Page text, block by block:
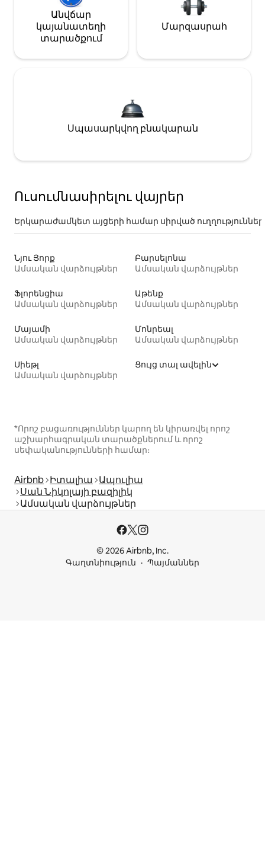
Անվճար
կայանատեղի
տարածքում
Մարզասրահ
Սպասարկվող բնակարան
Ուսումնասիրելու վայրեր
Երկարաժամկետ այցերի համար սիրված ուղղություններ
Նյու Յորք
Ամսական վարձույթներ
Բարսելոնա
Ամսական վարձույթներ
Ֆլորենցիա
Ամսական վարձույթներ
Աթենք
Ամսական վարձույթներ
Մայամի
Ամսական վարձույթներ
Մոնրեալ
Ամսական վարձույթներ
Սիեթլ
Ամսական վարձույթներ
Ցույց տալ ավելին
*Որոշ բացառություններ կարող են կիրառվել որոշ
աշխարհագրական տարածքներում և որոշ
սեփականությունների համար։
Airbnb Իտալիա Ապուլիա
Սան Նիկոլայի բազիլիկ
Ամսական վարձույթներ
© 2026 Airbnb, Inc.
Գաղտնիություն
Պայմաններ